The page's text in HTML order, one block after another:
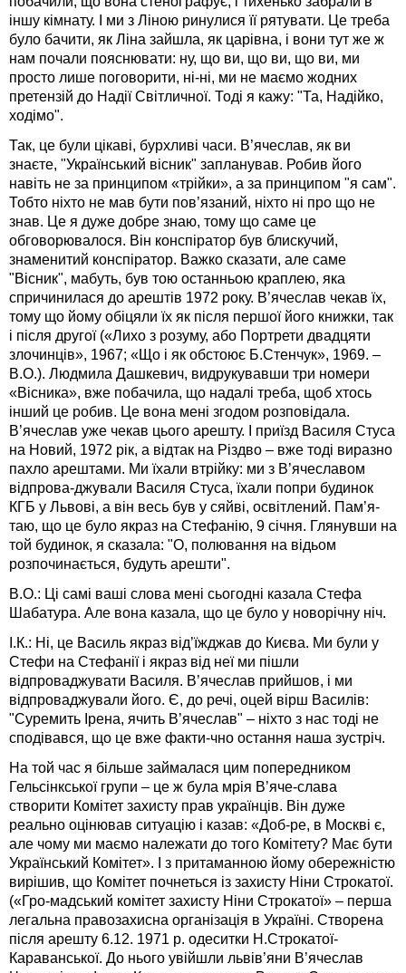
іншу кімнату. І ми з Ліною ринулися її рятувати. Це треба
було бачити, як Ліна зайшла, як царівна, і вони тут же ж
нам почали пояснювати: ну, що ви, що ви, що ви, ми
просто лише поговорити, ні-ні, ми не маємо жодних
претензій до Надії Світличної. Тоді я кажу: "Та, Надійко,
ходімо".
Так, це були цікаві, бурхливі часи. В’ячеслав, як ви
знаєте, "Український вісник" запланував. Робив його
навіть не за принципом «трійки», а за принципом "я сам".
Тобто ніхто не мав бути пов’язаний, ніхто ні про що не
знав. Це я дуже добре знаю, тому що саме це
обговорювалося. Він конспіратор був блискучий,
знаменитий конспіратор. Важко сказати, але саме
"Вісник", мабуть, був тою останньою краплею, яка
спричинилася до арештів 1972 року. В’ячеслав чекав їх,
тому що йому обіцяли їх як після першої його книжки, так
і після другої («Лихо з розуму, або Портрети двадцяти
злочинців», 1967; «Що і як обстоює Б.Стенчук», 1969. –
В.О.). Людмила Дашкевич, видрукувавши три номери
«Вісника», вже побачила, що надалі треба, щоб хтось
інший це робив. Це вона мені згодом розповідала.
В’ячеслав уже чекав цього арешту. І приїзд Василя Стуса
на Новий, 1972 рік, а відтак на Різдво – вже тоді виразно
пахло арештами. Ми їхали втрійку: ми з В’ячеславом
відпрова-джували Василя Стуса, їхали попри будинок
КГБ у Львові, а він весь був у сяйві, освітлений. Пам’я-
таю, що це було якраз на Стефанію, 9 січня. Глянувши на
той будинок, я сказала: "О, полювання на відьом
розпочинається, будуть арешти".
В.О.: Ці самі ваші слова мені сьогодні казала Стефа
Шабатура. Але вона казала, що це було у новорічну ніч.
І.К.: Ні, це Василь якраз від’їжджав до Києва. Ми були у
Стефи на Стефанії і якраз від неї ми пішли
відпроваджувати Василя. В’ячеслав прийшов, і ми
відпроваджували його. Є, до речі, оцей вірш Василів:
"Суремить Ірена, ячить В’ячеслав" – ніхто з нас тоді не
сподівався, що це вже факти-чно остання наша зустріч.
На той час я більше займалася цим попередником
Гельсінкської групи – це ж була мрія В’яче-слава
створити Комітет захисту прав українців. Він дуже
реально оцінював ситуацію і казав: «Доб-ре, в Москві є,
але чому ми маємо належати до того Комітету? Має бути
Український Комітет». І з притаманною йому обережністю
вирішив, що Комітет почнеться із захисту Ніни Строкатої.
(«Гро-мадський комітет захисту Ніни Строкатої» – перша
легальна правозахисна організація в Україні. Створена
після арешту 6.12. 1971 р. одеситки Н.Строкатої-
Караванської. До нього увійшли львів’яни В’ячеслав